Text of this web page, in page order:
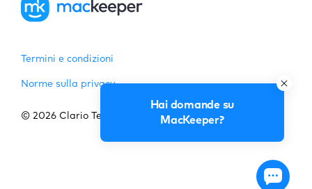
Termini e condizioni
Norme sulla privacy
© 2026 Clario Tech FZCO. Tutti i diritti riservati.